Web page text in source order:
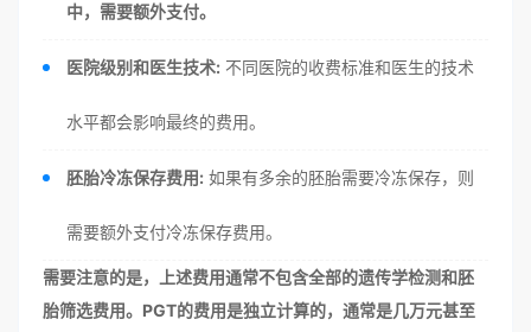
中，需要额外支付。
医院级别和医生技术: 不同医院的收费标准和医生的技术
水平都会影响最终的费用。
胚胎冷冻保存费用: 如果有多余的胚胎需要冷冻保存，则
需要额外支付冷冻保存费用。
需要注意的是，上述费用通常不包含全部的遗传学检测和胚
胎筛选费用。PGT的费用是独立计算的，通常是几万元甚至